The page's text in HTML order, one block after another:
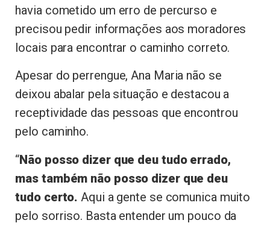
havia cometido um erro de percurso e
precisou pedir informações aos moradores
locais para encontrar o caminho correto.
Apesar do perrengue, Ana Maria não se
deixou abalar pela situação e destacou a
receptividade das pessoas que encontrou
pelo caminho.
“Não posso dizer que deu tudo errado,
mas também não posso dizer que deu
tudo certo. Aqui a gente se comunica muito
pelo sorriso. Basta entender um pouco da